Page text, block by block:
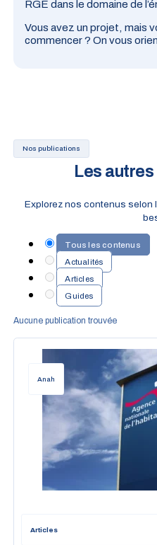
RGE dans le domaine de
Vous avez un projet, mais
commencer ? On vous
Nos publications
Les
Explorez nos contenus selon
Tous les contenus
Actualités
Articles
Guides
Aucune publication trouvée
Anah
Articles